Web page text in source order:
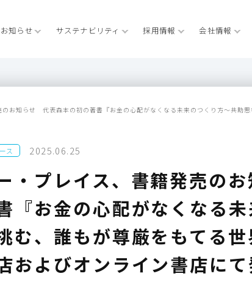
お知らせ サステナビリティ 採用情報 会社情報
お知らせ 代表森本の初の著書『お金の心配がなくなる未来のつくり方～共助
ス 2025.06.25
・プレイス、書籍発売の
『お金の心配がなくなる
む、誰もが尊厳をもてる
およびオンライン書店に